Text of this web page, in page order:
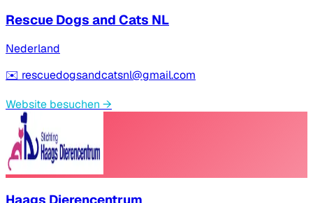
Rescue Dogs and Cats NL
Nederland
✉️ rescuedogsandcatsnl@gmail.com
Website besuchen →